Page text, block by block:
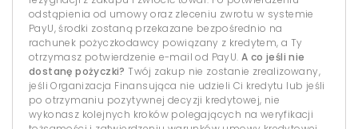
odstąpienia od umowy oraz zleceniu zwrotu w systemie
PayU, środki zostaną przekazane bezpośrednio na
rachunek pożyczkodawcy powiązany z kredytem, a Ty
otrzymasz potwierdzenie e-mail od PayU. A co jeśli nie
dostanę pożyczki? Twój zakup nie zostanie zrealizowany,
jeśli Organizacja Finansująca nie udzieli Ci kredytu lub jeśli
po otrzymaniu pozytywnej decyzji kredytowej, nie
wykonasz kolejnych kroków polegających na weryfikacji